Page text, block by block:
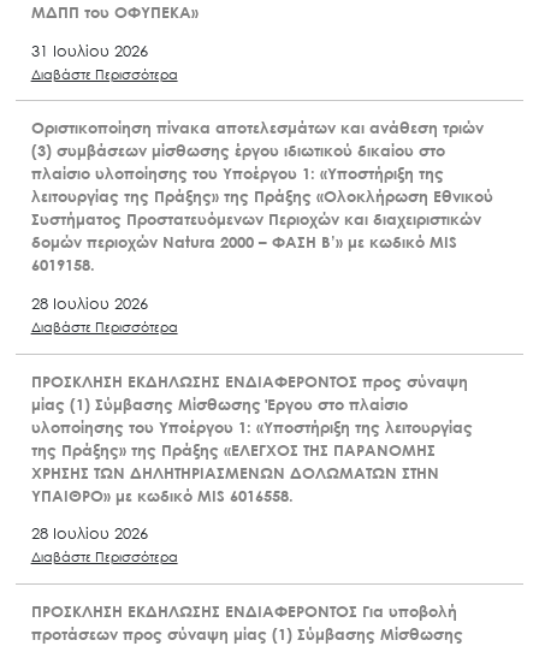
ΜΔΠΠ του ΟΦΥΠΕΚΑ»
31 Ιουλίου 2026
Διαβάστε Περισσότερα
Οριστικοποίηση πίνακα αποτελεσμάτων και ανάθεση τριών
(3) συμβάσεων μίσθωσης έργου ιδιωτικού δικαίου στο
πλαίσιο υλοποίησης του Υποέργου 1: «Υποστήριξη της
λειτουργίας της Πράξης» της Πράξης «Ολοκλήρωση Εθνικού
Συστήματος Προστατευόμενων Περιοχών και διαχειριστικών
δομών περιοχών Natura 2000 – ΦΑΣΗ Β’» με κωδικό MIS
6019158.
28 Ιουλίου 2026
Διαβάστε Περισσότερα
ΠΡΟΣΚΛΗΣΗ ΕΚΔΗΛΩΣΗΣ ΕΝΔΙΑΦΕΡΟΝΤΟΣ προς σύναψη
μίας (1) Σύμβασης Μίσθωσης Έργου στο πλαίσιο
υλοποίησης του Υποέργου 1: «Υποστήριξη της λειτουργίας
της Πράξης» της Πράξης «ΕΛΕΓΧΟΣ ΤΗΣ ΠΑΡΑΝΟΜΗΣ
ΧΡΗΣΗΣ ΤΩΝ ΔΗΛΗΤΗΡΙΑΣΜΕΝΩΝ ΔΟΛΩΜΑΤΩΝ ΣΤΗΝ
ΥΠΑΙΘΡΟ» με κωδικό MIS 6016558.
28 Ιουλίου 2026
Διαβάστε Περισσότερα
ΠΡΟΣΚΛΗΣΗ ΕΚΔΗΛΩΣΗΣ ΕΝΔΙΑΦΕΡΟΝΤΟΣ Για υποβολή
προτάσεων προς σύναψη μίας (1) Σύμβασης Μίσθωσης